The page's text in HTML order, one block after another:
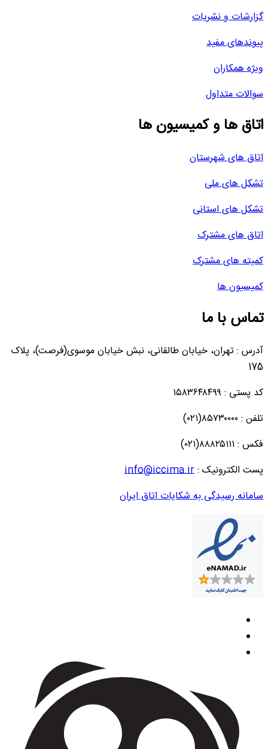
گزارشات و نشریات
پیوندهای مفید
ویژه همکاران
سوالات متداول
اتاق ها و کمیسیون ها
اتاق های شهرستان
تشکل های ملی
تشکل های استانی
اتاق های مشترک
کمیته های مشترک
کمیسیون ها
تماس با ما
آدرس : تهران، خیابان طالقانی، نبش خیابان موسوی(فرصت)، پلاک
175
کد پستی : ۱۵۸۳۶۴۸۴۹۹
تلفن : ۸۵۷۳۰۰۰۰(۰۲۱)
فکس : ۸۸۸۲۵۱۱۱(۰۲۱)
پست الکترونیک :info@iccima.ir
سامانه رسیدگی به شکایات اتاق ایران